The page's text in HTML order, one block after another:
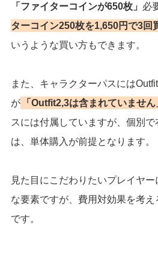
「ファイターコインが650枚」 必
ターコイン250枚を1,650円で3回
いうような買い方もできます。
また、キャラクターパスには
が
「Outfit2,3は含まれていません
スには付属していますが、個別
は、単体購入が前提となります。
見た目にこだわりたいプレイヤ
な要素ですが、費用対効果を考
です。